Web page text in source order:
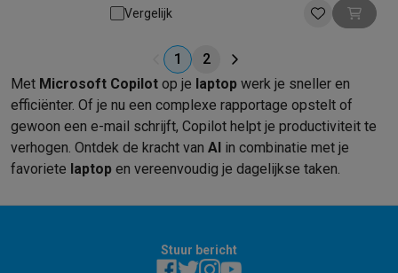
configuratie: 32 GB | Grafische oplossing: AMD
Vergelijk
1
2
Met Microsoft Copilot op je laptop werk je sneller en
efficiënter. Of je nu een complexe rapportage opstelt of
gewoon een e-mail schrijft, Copilot helpt je productiviteit te
verhogen. Ontdek de kracht van AI in combinatie met je
favoriete laptop en vereenvoudig je dagelijkse taken.
Stuur bericht